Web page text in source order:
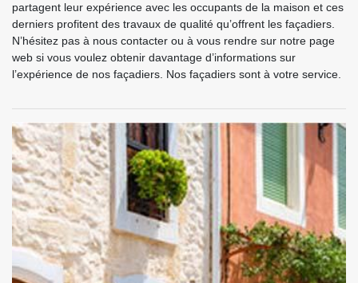
partagent leur expérience avec les occupants de la maison et ces
derniers profitent des travaux de qualité qu’offrent les façadiers.
N’hésitez pas à nous contacter ou à vous rendre sur notre page
web si vous voulez obtenir davantage d’informations sur
l’expérience de nos façadiers. Nos façadiers sont à votre service.